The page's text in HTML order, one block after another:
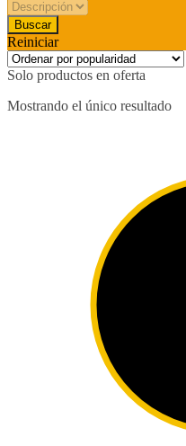
Reiniciar
Solo productos en oferta
Mostrando el único resultado